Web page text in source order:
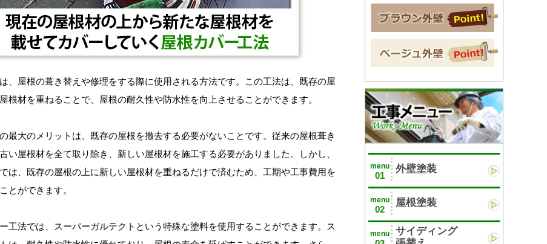
、屋根の葺き替えや修理をする際に使用される方法です。この工法は、既存の屋
根材を重ねることで、屋根の耐久性や防水性を向上させることができます。
最大のメリットは、既存の屋根を撤去する必要がないことです。従来の屋根葺き
い屋根材を全て取り除き、新しい屋根材を施工する必要がありました。しかし、
は、既存の屋根の上に新しい屋根材を重ねるだけで済むため、工期や工事費用を
とができます。
工法では、スーパーガルテクトという特殊な塗料を使用することができます。ス
menu
01
外壁塗装
menu
02
屋根塗装
menu
サイディング